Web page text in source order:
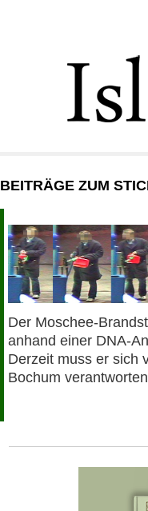
GESELLSCHAFT
STARTSEITE
DEBATTE
PANORAMA
BEITRÄGE ZUM
Der Moschee-
anhand einer DNA-
Derzeit muss er sich
Bochum